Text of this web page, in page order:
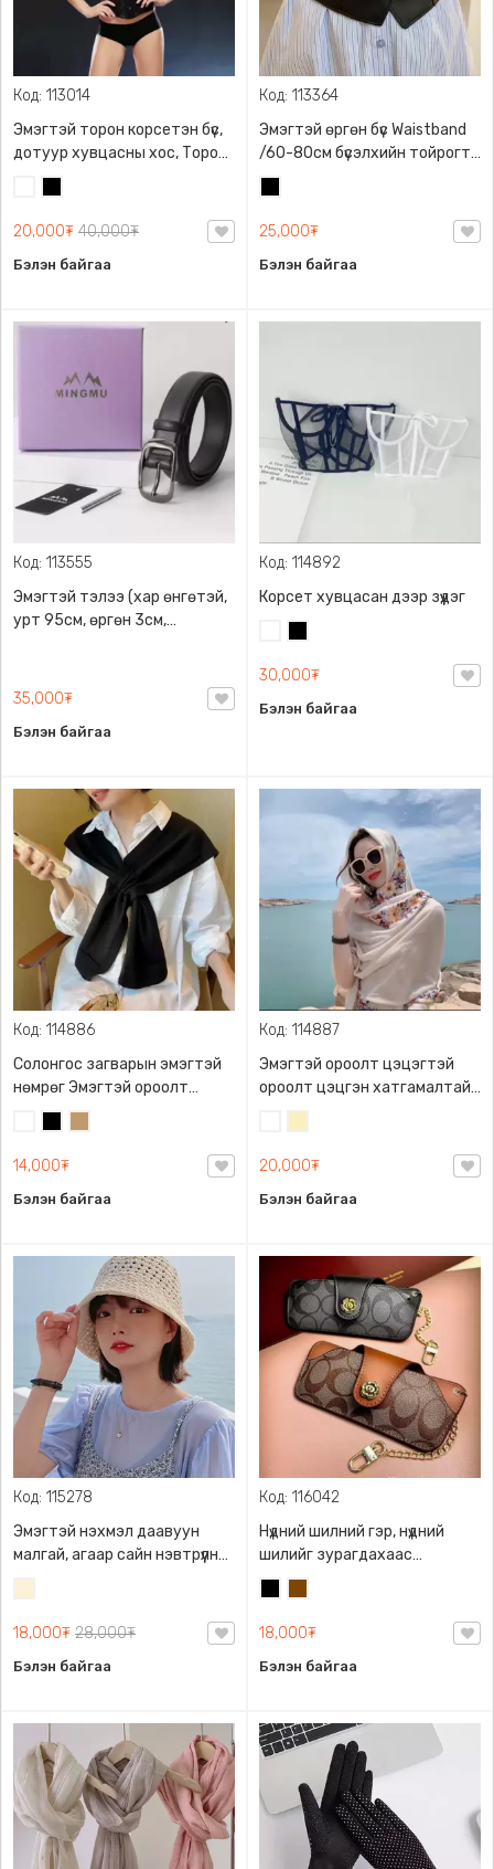
Код: 113014
Эмэгтэй торон корсетэн бүс,
дотуур хувцасны хос, Торон,
Загварлаг, Туранхай
харагдуулна
20,000₮ 40,000₮
Бэлэн байгаа
Код: 113364
Эмэгтэй өргөн бүс Waistband
/60-80см бүсэлхийн тойрогт
таарна/, Ардааа суналттай
резинтэй
25,000₮
Бэлэн байгаа
Код: 113555
Эмэгтэй тэлээ (хар өнгөтэй,
урт 95см, өргөн 3см,
35,000₮
Бэлэн байгаа
Код: 114892
Корсет хувцасан дээр зүүдэг
30,000₮
Бэлэн байгаа
Код: 114886
Солонгос загварын эмэгтэй
нөмрөг Эмэгтэй ороолт
Эмэгтэй хүзүүний алчуур
Сүлжмэл алчуур, Бүх насныхан
төрөл бүрийн хувцаслалттай
тохируулан олон төрлөөр зүүх
боломжтой
14,000₮
Бэлэн байгаа
Код: 114887
Эмэгтэй ороолт цэцэгтэй
ороолт цэцгэн хатгамалтай
ороолт нимгэн ороолт
Блонд/
20,000₮
Бэлэн байгаа
Код: 115278
Эмэгтэй нэхмэл даавуун
малгай, агаар сайн нэвтрүүлнэ
тухтай, 55-60см, эвтэйхэн.
18,000₮ 28,000₮
Бэлэн байгаа
Код: 116042
Нүдний шилний гэр, нүдний
шилийг зурагдахаас
сэргийлнэ, цүнхэндээ хийгээд
авч явахад маш авсаархан,
цүнхнээс зүүж явах боломжтой,
18,000₮
Бэлэн байгаа